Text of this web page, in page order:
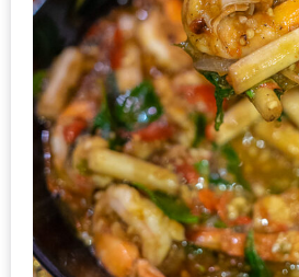
ที่
เอาใจ
ขา
กิน
โดย
เฉพาะ
อิ่ม
ไม่